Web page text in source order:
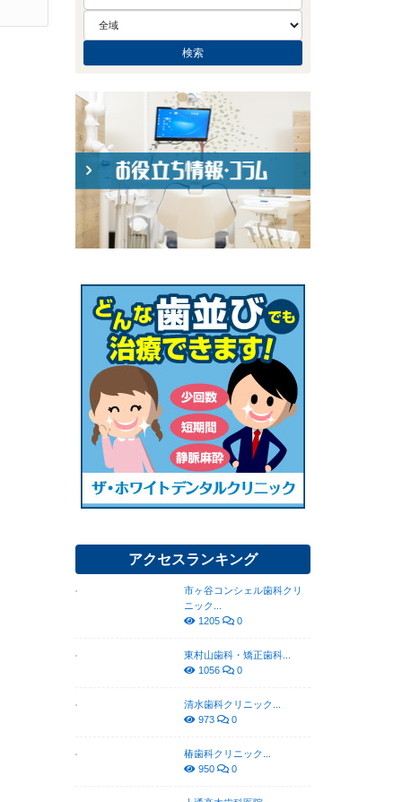
アクセスランキング
市ヶ谷コンシェル歯科クリ
ニック...
1205
0
東村山歯科・矯正歯科...
1056
0
清水歯科クリニック...
973
0
椿歯科クリニック...
950
0